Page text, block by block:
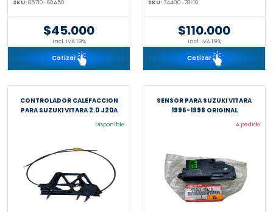
SKU:85710-60A50
$45.000
incl. IVA 19%
Cotizar
SKU:74400-78E10
$110.000
incl. IVA 19%
Cotizar
CONTROLADOR CALEFACCION
PARA SUZUKI VITARA 2.0 J20A
Disponible
SENSOR PARA SUZUKI VITARA
1996-1998 ORIGINAL
A pedido